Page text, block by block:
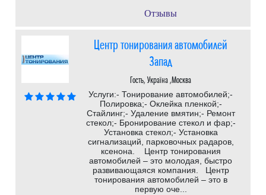
Отзывы
Центр тонирования автомобилей
Запад
Гость, Україна ,Москва
Услуги:- Тонирование автомобилей;-
Полировка;- Оклейка пленкой;-
Стайлинг;- Удаление вмятин;- Ремонт
стекол;- Бронирование стекол и фар;-
Установка стекол;- Установка
сигнализаций, парковочных радаров,
ксенона. Центр тонирования
автомобилей – это молодая, быстро
развивающаяся компания. Центр
тонирования автомобилей – это в
первую оче...